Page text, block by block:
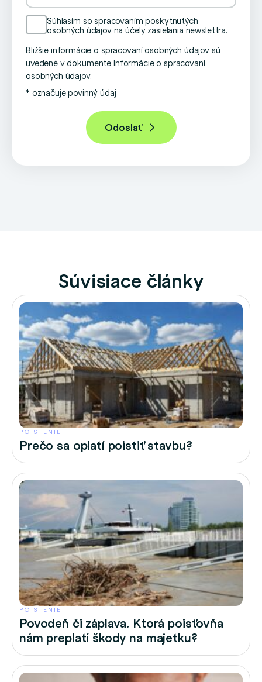
Súhlasím so spracovaním poskytnutých
osobných údajov na účely zasielania newslettra.
Bližšie informácie o spracovaní osobných údajov sú
uvedené v dokumente Informácie o spracovaní
osobných údajov.
* označuje povinný údaj
Súvisiace články
POISTENIE
Prečo sa oplatí poistiť stavbu?
POISTENIE
Povodeň či záplava. Ktorá poisťovňa
nám preplatí škody na majetku?